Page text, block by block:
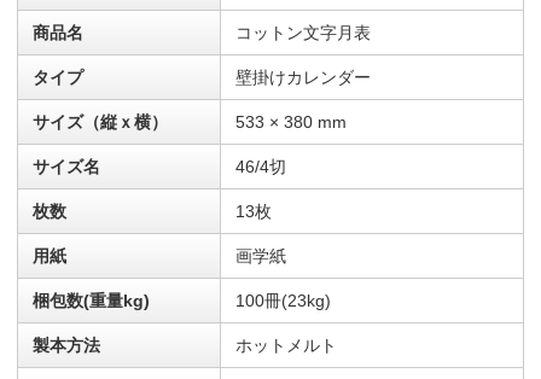
商品名 コットン文字月表
タイプ 壁掛けカレンダー
サイズ（縦ｘ横） 533 × 380 mm
サイズ名 46/4切
枚数 13枚
用紙 画学紙
梱包数(重量kg) 100冊(23kg)
製本方法 ホットメルト